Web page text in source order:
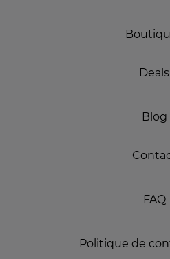
Deals
Blog
FAQ
Politique de